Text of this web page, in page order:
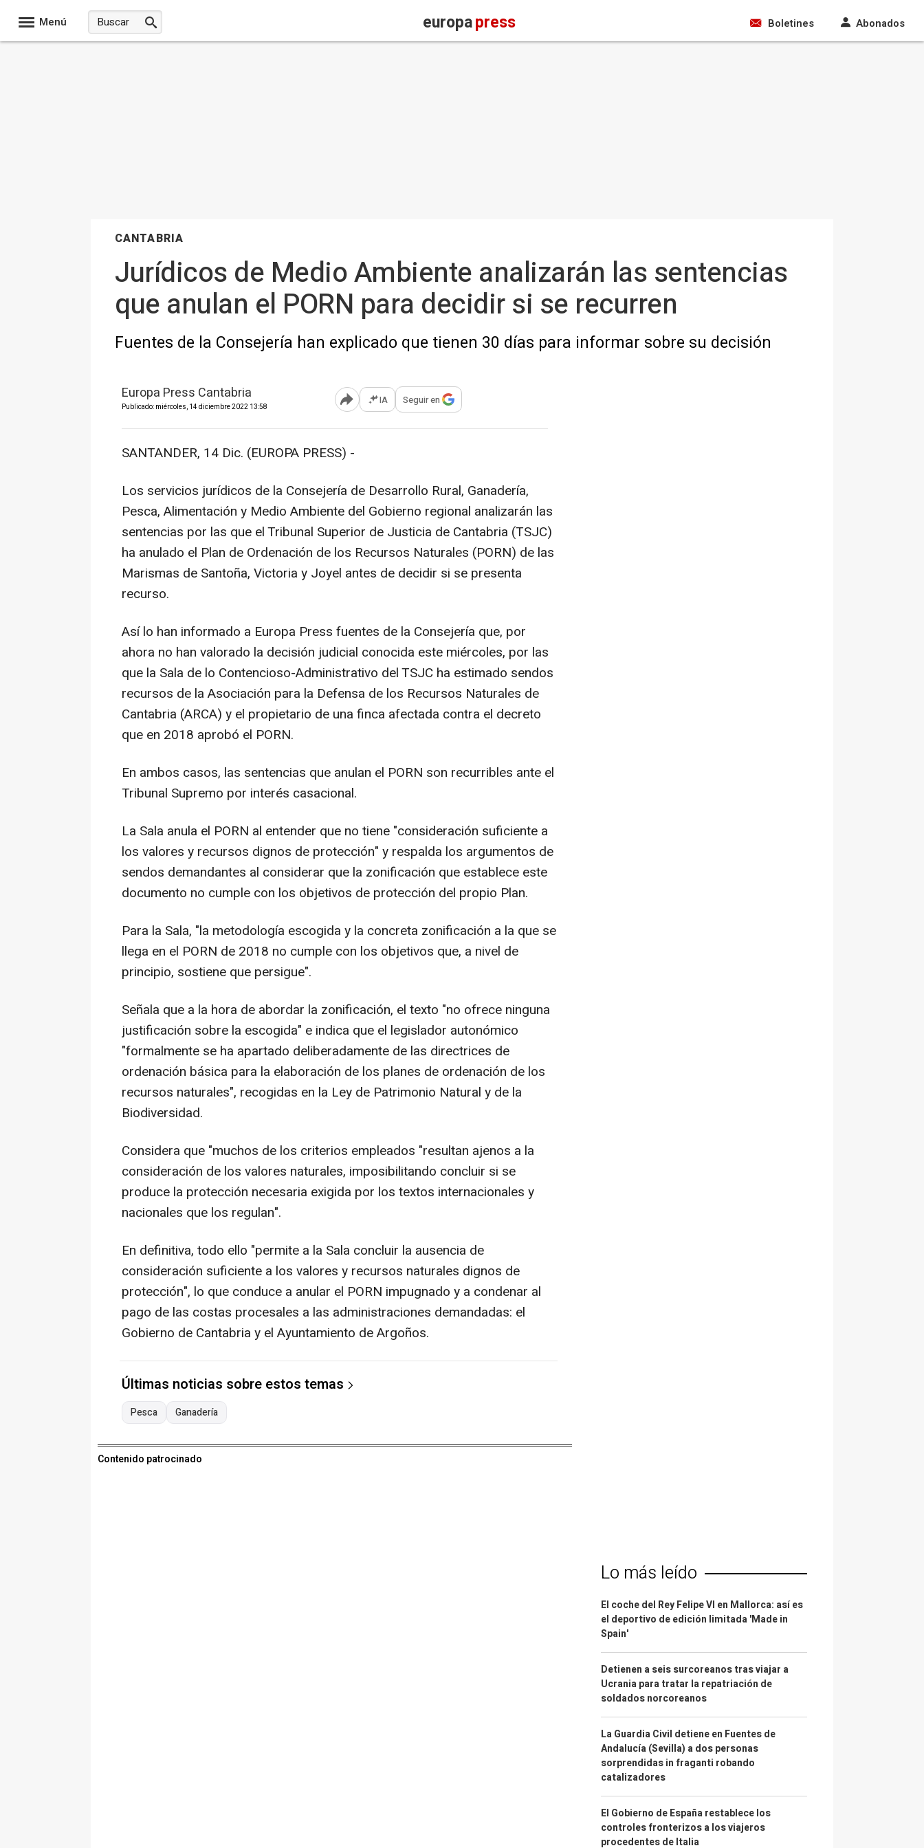
Menú europapress Boletines Abonados
CANTABRIA
Jurídicos de Medio Ambiente analizarán las sentencias
que anulan el PORN para decidir si se recurren
Fuentes de la Consejería han explicado que tienen 30 días para informar sobre su decisión
Europa Press Cantabria
Publicado: miércoles, 14 diciembre 2022 13:58 Abrir opciones para compartir
IA Seguir en
SANTANDER, 14 Dic. (EUROPA PRESS) -
Los servicios jurídicos de la Consejería de Desarrollo Rural, Ganadería,
Pesca, Alimentación y Medio Ambiente del Gobierno regional analizarán las
sentencias por las que el Tribunal Superior de Justicia de Cantabria (TSJC)
ha anulado el Plan de Ordenación de los Recursos Naturales (PORN) de las
Marismas de Santoña, Victoria y Joyel antes de decidir si se presenta
recurso.
Así lo han informado a Europa Press fuentes de la Consejería que, por
ahora no han valorado la decisión judicial conocida este miércoles, por las
que la Sala de lo Contencioso-Administrativo del TSJC ha estimado sendos
recursos de la Asociación para la Defensa de los Recursos Naturales de
Cantabria (ARCA) y el propietario de una finca afectada contra el decreto
que en 2018 aprobó el PORN.
En ambos casos, las sentencias que anulan el PORN son recurribles ante el
Tribunal Supremo por interés casacional.
La Sala anula el PORN al entender que no tiene "consideración suficiente a
los valores y recursos dignos de protección" y respalda los argumentos de
sendos demandantes al considerar que la zonificación que establece este
documento no cumple con los objetivos de protección del propio Plan.
Para la Sala, "la metodología escogida y la concreta zonificación a la que se
llega en el PORN de 2018 no cumple con los objetivos que, a nivel de
principio, sostiene que persigue".
Señala que a la hora de abordar la zonificación, el texto "no ofrece ninguna
justificación sobre la escogida" e indica que el legislador autonómico
"formalmente se ha apartado deliberadamente de las directrices de
ordenación básica para la elaboración de los planes de ordenación de los
recursos naturales", recogidas en la Ley de Patrimonio Natural y de la
Biodiversidad.
Considera que "muchos de los criterios empleados "resultan ajenos a la
consideración de los valores naturales, imposibilitando concluir si se
produce la protección necesaria exigida por los textos internacionales y
nacionales que los regulan".
En definitiva, todo ello "permite a la Sala concluir la ausencia de
consideración suficiente a los valores y recursos naturales dignos de
protección", lo que conduce a anular el PORN impugnado y a condenar al
pago de las costas procesales a las administraciones demandadas: el
Gobierno de Cantabria y el Ayuntamiento de Argoños.
Últimas noticias sobre estos temas
Pesca Ganadería
Contenido patrocinado
Lo más leído
El coche del Rey Felipe VI en Mallorca: así es
el deportivo de edición limitada 'Made in
Spain'
Detienen a seis surcoreanos tras viajar a
Ucrania para tratar la repatriación de
soldados norcoreanos
La Guardia Civil detiene en Fuentes de
Andalucía (Sevilla) a dos personas
sorprendidas in fraganti robando
catalizadores
El Gobierno de España restablece los
controles fronterizos a los viajeros
procedentes de Italia